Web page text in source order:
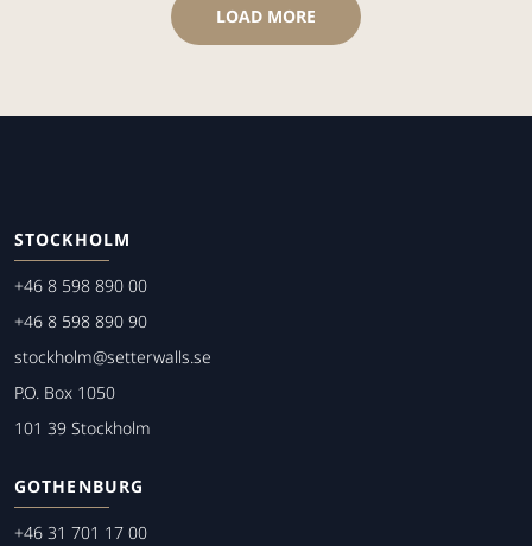
LOAD MORE
STOCKHOLM
+46 8 598 890 00
+46 8 598 890 90
stockholm@setterwalls.se
P.O. Box 1050
101 39 Stockholm
GOTHENBURG
+46 31 701 17 00